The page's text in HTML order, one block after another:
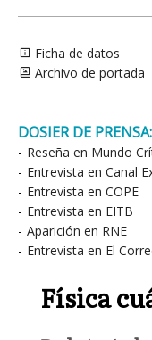
Ficha de datos
Archivo de portada
DOSIER DE PRENSA:
- Reseña en Mundo
- Entrevista en Canal
- Entrevista en COPE
- Entrevista en EITB
- Aparición en RNE
- Entrevista en El
Física